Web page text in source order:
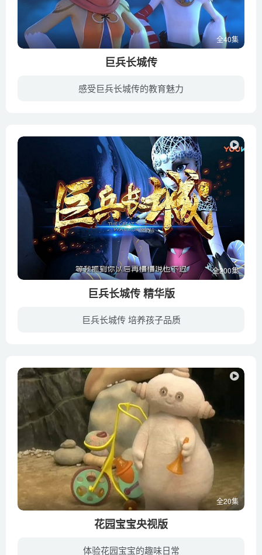
全40集
巨兵长城传
感受巨兵长城传的教育魅力
全200集
巨兵长城传 精华版
巨兵长城传 培养孩子品质
全20集
花园宝宝央视版
体验花园宝宝的趣味日常